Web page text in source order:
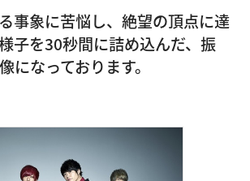
事象に苦悩し、絶望の頂点に達
子を30秒間に詰め込んだ、振
になっております。